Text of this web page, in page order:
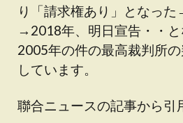
り「請求権あり」となっ
→2018年、明日宣告・・と
2005年の件の最高裁判所
しています。
聯合ニュースの記事から引